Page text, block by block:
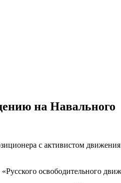
на Навального
с активистом
освободительного